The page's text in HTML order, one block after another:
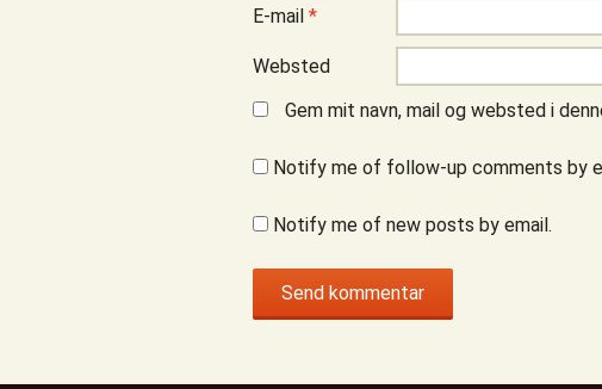
E-mail *
Websted
Gem mit navn, mail og websted i
Notify me of follow-up comments by
Notify me of new posts by email.